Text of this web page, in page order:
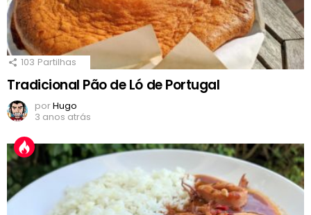
103 Partilhas
Tradicional Pão de Ló de Portugal
porHugo
3 anos atrás